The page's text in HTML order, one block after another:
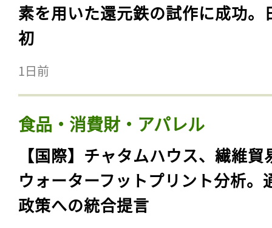
素を用いた還元鉄の試作に成功。
初
1日前
食品・消費財・アパレル
【国際】チャタムハウス、繊維貿
ウォーターフットプリント分析。
政策への統合提言